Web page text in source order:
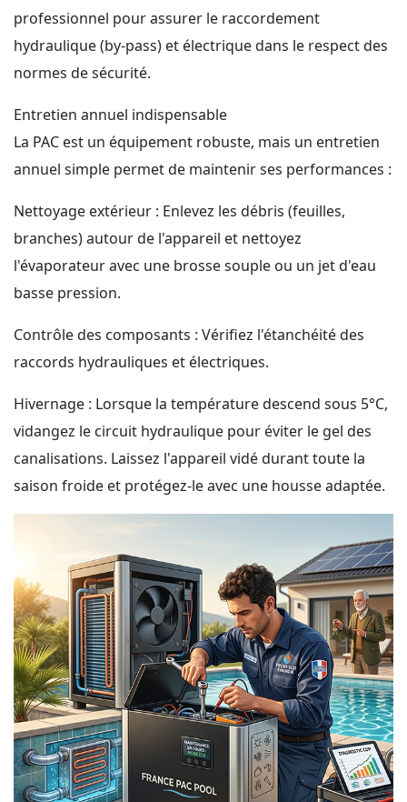
professionnel pour assurer le raccordement
hydraulique (by-pass) et électrique dans le respect des
normes de sécurité.
Entretien annuel indispensable
La PAC est un équipement robuste, mais un entretien
annuel simple permet de maintenir ses performances :
Nettoyage extérieur : Enlevez les débris (feuilles,
branches) autour de l'appareil et nettoyez
l'évaporateur avec une brosse souple ou un jet d'eau
basse pression.
Contrôle des composants : Vérifiez l'étanchéité des
raccords hydrauliques et électriques.
Hivernage : Lorsque la température descend sous 5°C,
vidangez le circuit hydraulique pour éviter le gel des
canalisations. Laissez l'appareil vidé durant toute la
saison froide et protégez-le avec une housse adaptée.